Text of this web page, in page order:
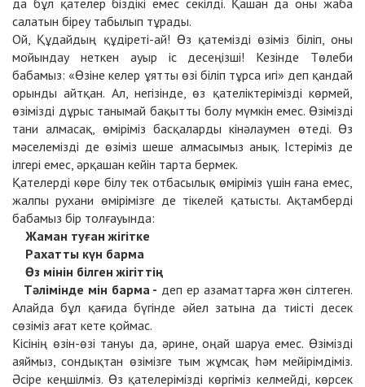
салатын біреу табылып тұрады.
Ой, Құдайдың құдіреті-ай! Өз қатемізді өзіміз біліп, оны
мойындау неткен ауыр іс десеңізші! Кезінде Төлеби
бабамыз: «Өзіне келер ұятты өзі біліп тұрса игі» деп қандай
орынды айтқан. Ал, негізінде, өз қателіктерімізді көрмей,
өзімізді дұрыс танымай бақытты болу мүмкін емес. Өзімізді
тани алмасақ, өміріміз басқаларды кінәлаумен өтеді. Өз
мәселемізді де өзіміз шеше алмасымыз анық. Істеріміз де
ілгері емес, әрқашан кейін тарта бермек.
Қателерді көре білу тек отбасылық өміріміз үшін ғана емес,
жалпы рухани өмірімізге де тікелей қатысты. Ақтамберді
бабамыз бір толғауында:
Жаман туған жігітке
Рахатты күн барма
Өз мінін білген жігіттің
Тәлімінде мін барма - деп ер азаматтарға жөн сілтеген.
Алайда бұл қағида бүгінде әйел затына да тиісті десек
сөзіміз ағат кете қоймас.
Кісінің өзін-өзі тануы да, әрине, оңай шаруа емес. Өзімізді
аяймыз, сондықтан өзімізге тым жұмсақ һәм мейірімдіміз.
Әсіре кеңшілміз. Өз қателерімізді көргіміз келмейді, көрсек